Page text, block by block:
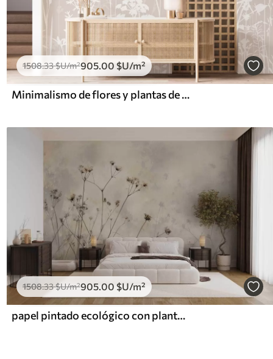
1508.33$U/m²905.00 $U/m²
Minimalismo de flores y plantas de campo suaves
1508.33$U/m²905.00 $U/m²
papel pintado ecológico con plantas silvestres en colores pastel